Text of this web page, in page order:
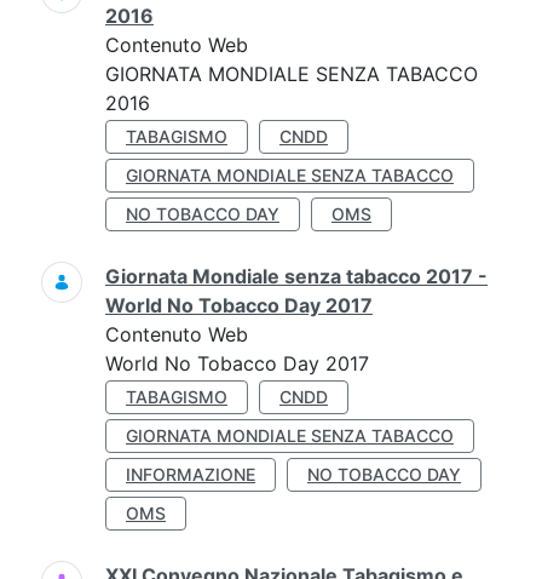
2016
Contenuto Web
GIORNATA MONDIALE SENZA TABACCO
2016
TABAGISMO
CNDD
GIORNATA MONDIALE SENZA TABACCO
NO TOBACCO DAY
OMS
Giornata Mondiale senza tabacco 2017 -
World No Tobacco Day 2017
Contenuto Web
World No Tobacco Day 2017
TABAGISMO
CNDD
GIORNATA MONDIALE SENZA TABACCO
INFORMAZIONE
NO TOBACCO DAY
OMS